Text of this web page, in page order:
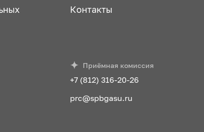
Контакты
Приёмная комиссия
+7 (812) 316-20-26
prc@spbgasu.ru